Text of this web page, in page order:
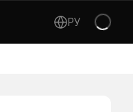
РУ